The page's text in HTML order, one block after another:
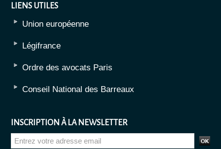
LIENS UTILES
Union européenne
Légifrance
Ordre des avocats Paris
Conseil National des Barreaux
INSCRIPTION À LA NEWSLETTER